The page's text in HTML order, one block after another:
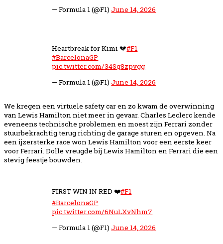
— Formula 1 (@F1)June 14, 2026
Heartbreak for Kimi 💔#F1
#BarcelonaGP
pic.twitter.com/34Sg8zpvgg
— Formula 1 (@F1)June 14, 2026
We kregen een virtuele safety car en zo kwam de overwinning
van Lewis Hamilton niet meer in gevaar. Charles Leclerc kende
eveneens technische problemen en moest zijn Ferrari zonder
stuurbekrachtig terug richting de garage sturen en opgeven. Na
een ijzersterke race won Lewis Hamilton voor een eerste keer
voor Ferrari. Dolle vreugde bij Lewis Hamilton en Ferrari die een
stevig feestje bouwden.
FIRST WIN IN RED ❤️#F1
#BarcelonaGP
pic.twitter.com/6NuLXvNhm7
— Formula 1 (@F1)June 14, 2026